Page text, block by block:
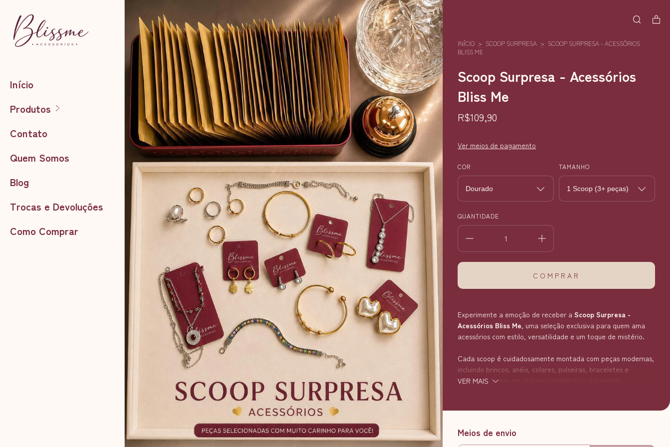
Início
Produtos
Contato
Quem Somos
Blog
Trocas e Devoluções
Como Comprar
INÍCIO > SCOOP SURPRESA > SCOOP SURPRESA - ACESSÓRIOS
BLISS ME
Scoop Surpresa - Acessórios
Bliss Me
R$109,90
Ver meios de pagamento
COR TAMANHO
QUANTIDADE
Experimente a emoção de receber aScoop Surpresa -
Acessórios Bliss Me, uma seleção exclusiva para quem ama
acessórios com estilo, versatilidade e um toque de mistério.
Cada scoop é cuidadosamente montada com peças modernas,
incluindo brincos, anéis, colares, pulseiras, braceletes e
conjuntos, todas em
A surpresa fica ainda mais especial com aMiçanga Extra: ao
acessório extra, podendo continuar a sorte com novos
pacotinhos.
VER MAIS
ENTREGAS PARA O CEP:
Meios de envio